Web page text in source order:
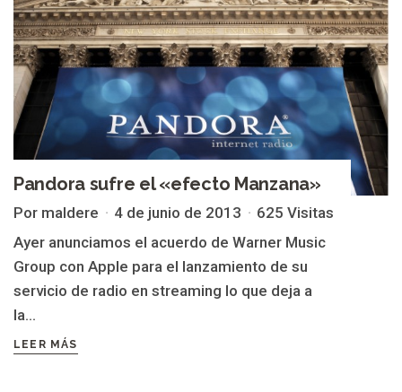
Pandora sufre el «efecto Manzana»
Por maldere 4 de junio de 2013
625 Visitas
Ayer anunciamos el acuerdo de Warner Music
Group con Apple para el lanzamiento de su
servicio de radio en streaming lo que deja a
la...
LEER MÁS